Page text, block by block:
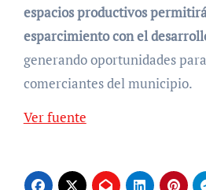
espacios productivos
esparcimiento con el
generando oportunidades
comerciantes del municipio.
Ver fuente